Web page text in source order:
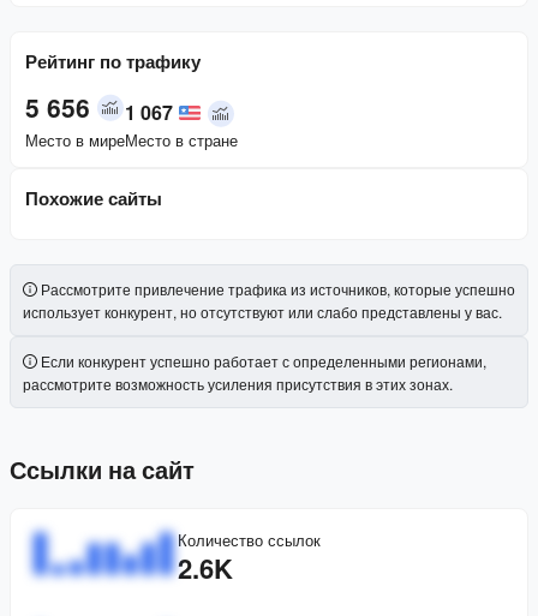
Рейтинг по трафику
5 656
Место в мире
1 067
Место в стране
Похожие сайты
Рассмотрите привлечение трафика из источников, которые успешно
использует конкурент, но отсутствуют или слабо представлены у вас.
Если конкурент успешно работает с определенными регионами,
рассмотрите возможность усиления присутствия в этих зонах.
Ссылки на сайт
Количество ссылок
2.6K